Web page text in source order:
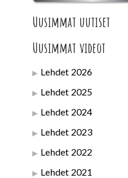
Uusimmat uutiset
Uusimmat videot
Lehdet 2026
Lehdet 2025
Lehdet 2024
Lehdet 2023
Lehdet 2022
Lehdet 2021